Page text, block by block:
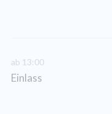
ab 13:00
Einlass